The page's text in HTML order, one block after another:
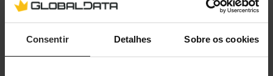
Consentir Detalhes Sobre os cookies